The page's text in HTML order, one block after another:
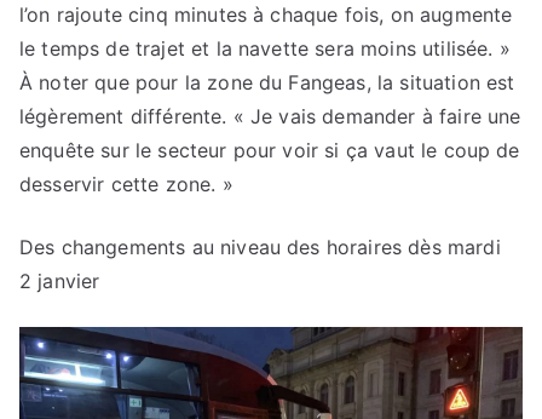
l’on rajoute cinq minutes à chaque fois, on augmente
le temps de trajet et la navette sera moins utilisée. »
À noter que pour la zone du Fangeas, la situation est
légèrement différente. « Je vais demander à faire une
enquête sur le secteur pour voir si ça vaut le coup de
desservir cette zone. »
Des changements au niveau des horaires dès mardi
2 janvier